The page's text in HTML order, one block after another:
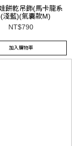
餅乾吊飾(馬卡龍系
淺藍)(氣囊款M)
NT$790
加入購物車